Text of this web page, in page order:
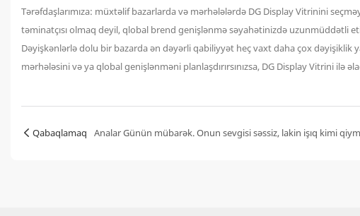
Tərəfdaşlarımıza: müxtəlif bazarlarda və mərhələlərdə DG Display Vitrinini
təminatçısı olmaq deyil, qlobal brend genişlənmə səyahətinizdə uzunmüddətli
Dəyişkənlərlə dolu bir bazarda ən dəyərli qabiliyyət heç vaxt daha çox
mərhələsini və ya qlobal genişlənməni planlaşdırırsınızsa, DG Display Vitrini ilə
Qabaqlamaq Analar Günün mübarək. Onun sevgisi səssiz, lakin işıq kimi